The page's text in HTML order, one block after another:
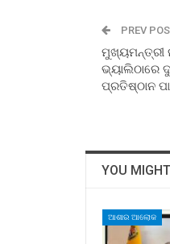
PREV
ମୁଖ୍ୟମନ୍ତ୍ରୀ
ଭ୍ୟାଲିଠାରେ
ପ୍ରତିଷ୍ଠାନ
YOU
ଆଶାର ଆଲୋକ